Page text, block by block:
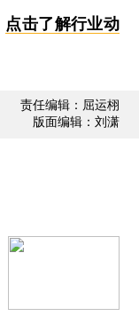
点击了解行业动
责任编辑：屈运栩
版面编辑：刘潇